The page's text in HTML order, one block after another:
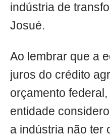
indústria de
Josué.
Ao lembrar que a
juros do crédito
orçamento
entidade
a indústria não ter